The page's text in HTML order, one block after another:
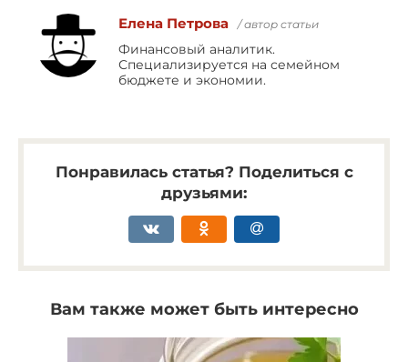
Елена Петрова / автор статьи
Финансовый аналитик.
Специализируется на семейном
бюджете и экономии.
Понравилась статья? Поделиться с
друзьями:
Вам также может быть интересно